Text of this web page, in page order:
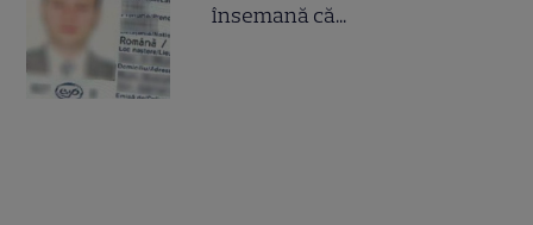
însemană că...